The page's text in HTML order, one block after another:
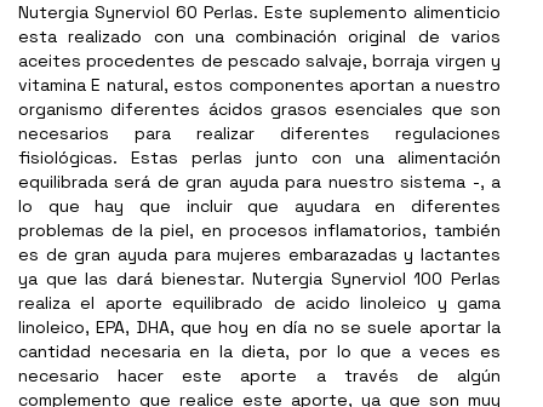
Nutergia Synerviol 60 Perlas. Este suplemento alimenticio
esta realizado con una combinación original de varios
aceites procedentes de pescado salvaje, borraja virgen y
vitamina E natural, estos componentes aportan a nuestro
organismo diferentes ácidos grasos esenciales que son
necesarios para realizar diferentes regulaciones
fisiológicas. Estas perlas junto con una alimentación
equilibrada será de gran ayuda para nuestro sistema -, a
lo que hay que incluir que ayudara en diferentes
problemas de la piel, en procesos inflamatorios, también
es de gran ayuda para mujeres embarazadas y lactantes
ya que las dará bienestar.Nutergia Synerviol 100 Perlas
realiza el aporte equilibrado de acido linoleico y gama
linoleico, EPA, DHA, que hoy en día no se suele aportar la
cantidad necesaria en la dieta, por lo que a veces es
necesario hacer este aporte a través de algún
complemento que realice este aporte, ya que son muy